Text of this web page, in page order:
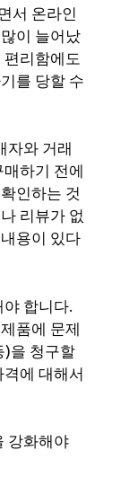
서 온라인
이 늘어났
리함에도
를 당할 수
자와 거래
하기 전에
인하는 것
리뷰가 없
용이 있다
합니다.
품에 문제
)을 청구할
에 대해서
강화해야